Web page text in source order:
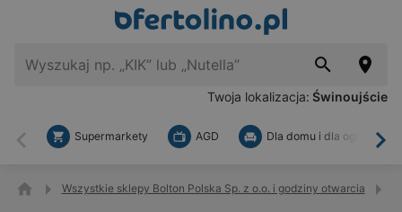
Twoja lokalizacja: Świnoujście
Wstecz
Supermarkety AGD Dla domu i dla ogrodu
Wszystkie sklepy Bolton Polska Sp. z o.o. i godziny otwarcia